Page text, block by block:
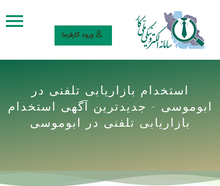
ورود کارفرما
استخدام بازاریابی تلفنی در
ابوموسی - جدیدترین آگهی استخدام
بازاریابی تلفنی در ابوموسی